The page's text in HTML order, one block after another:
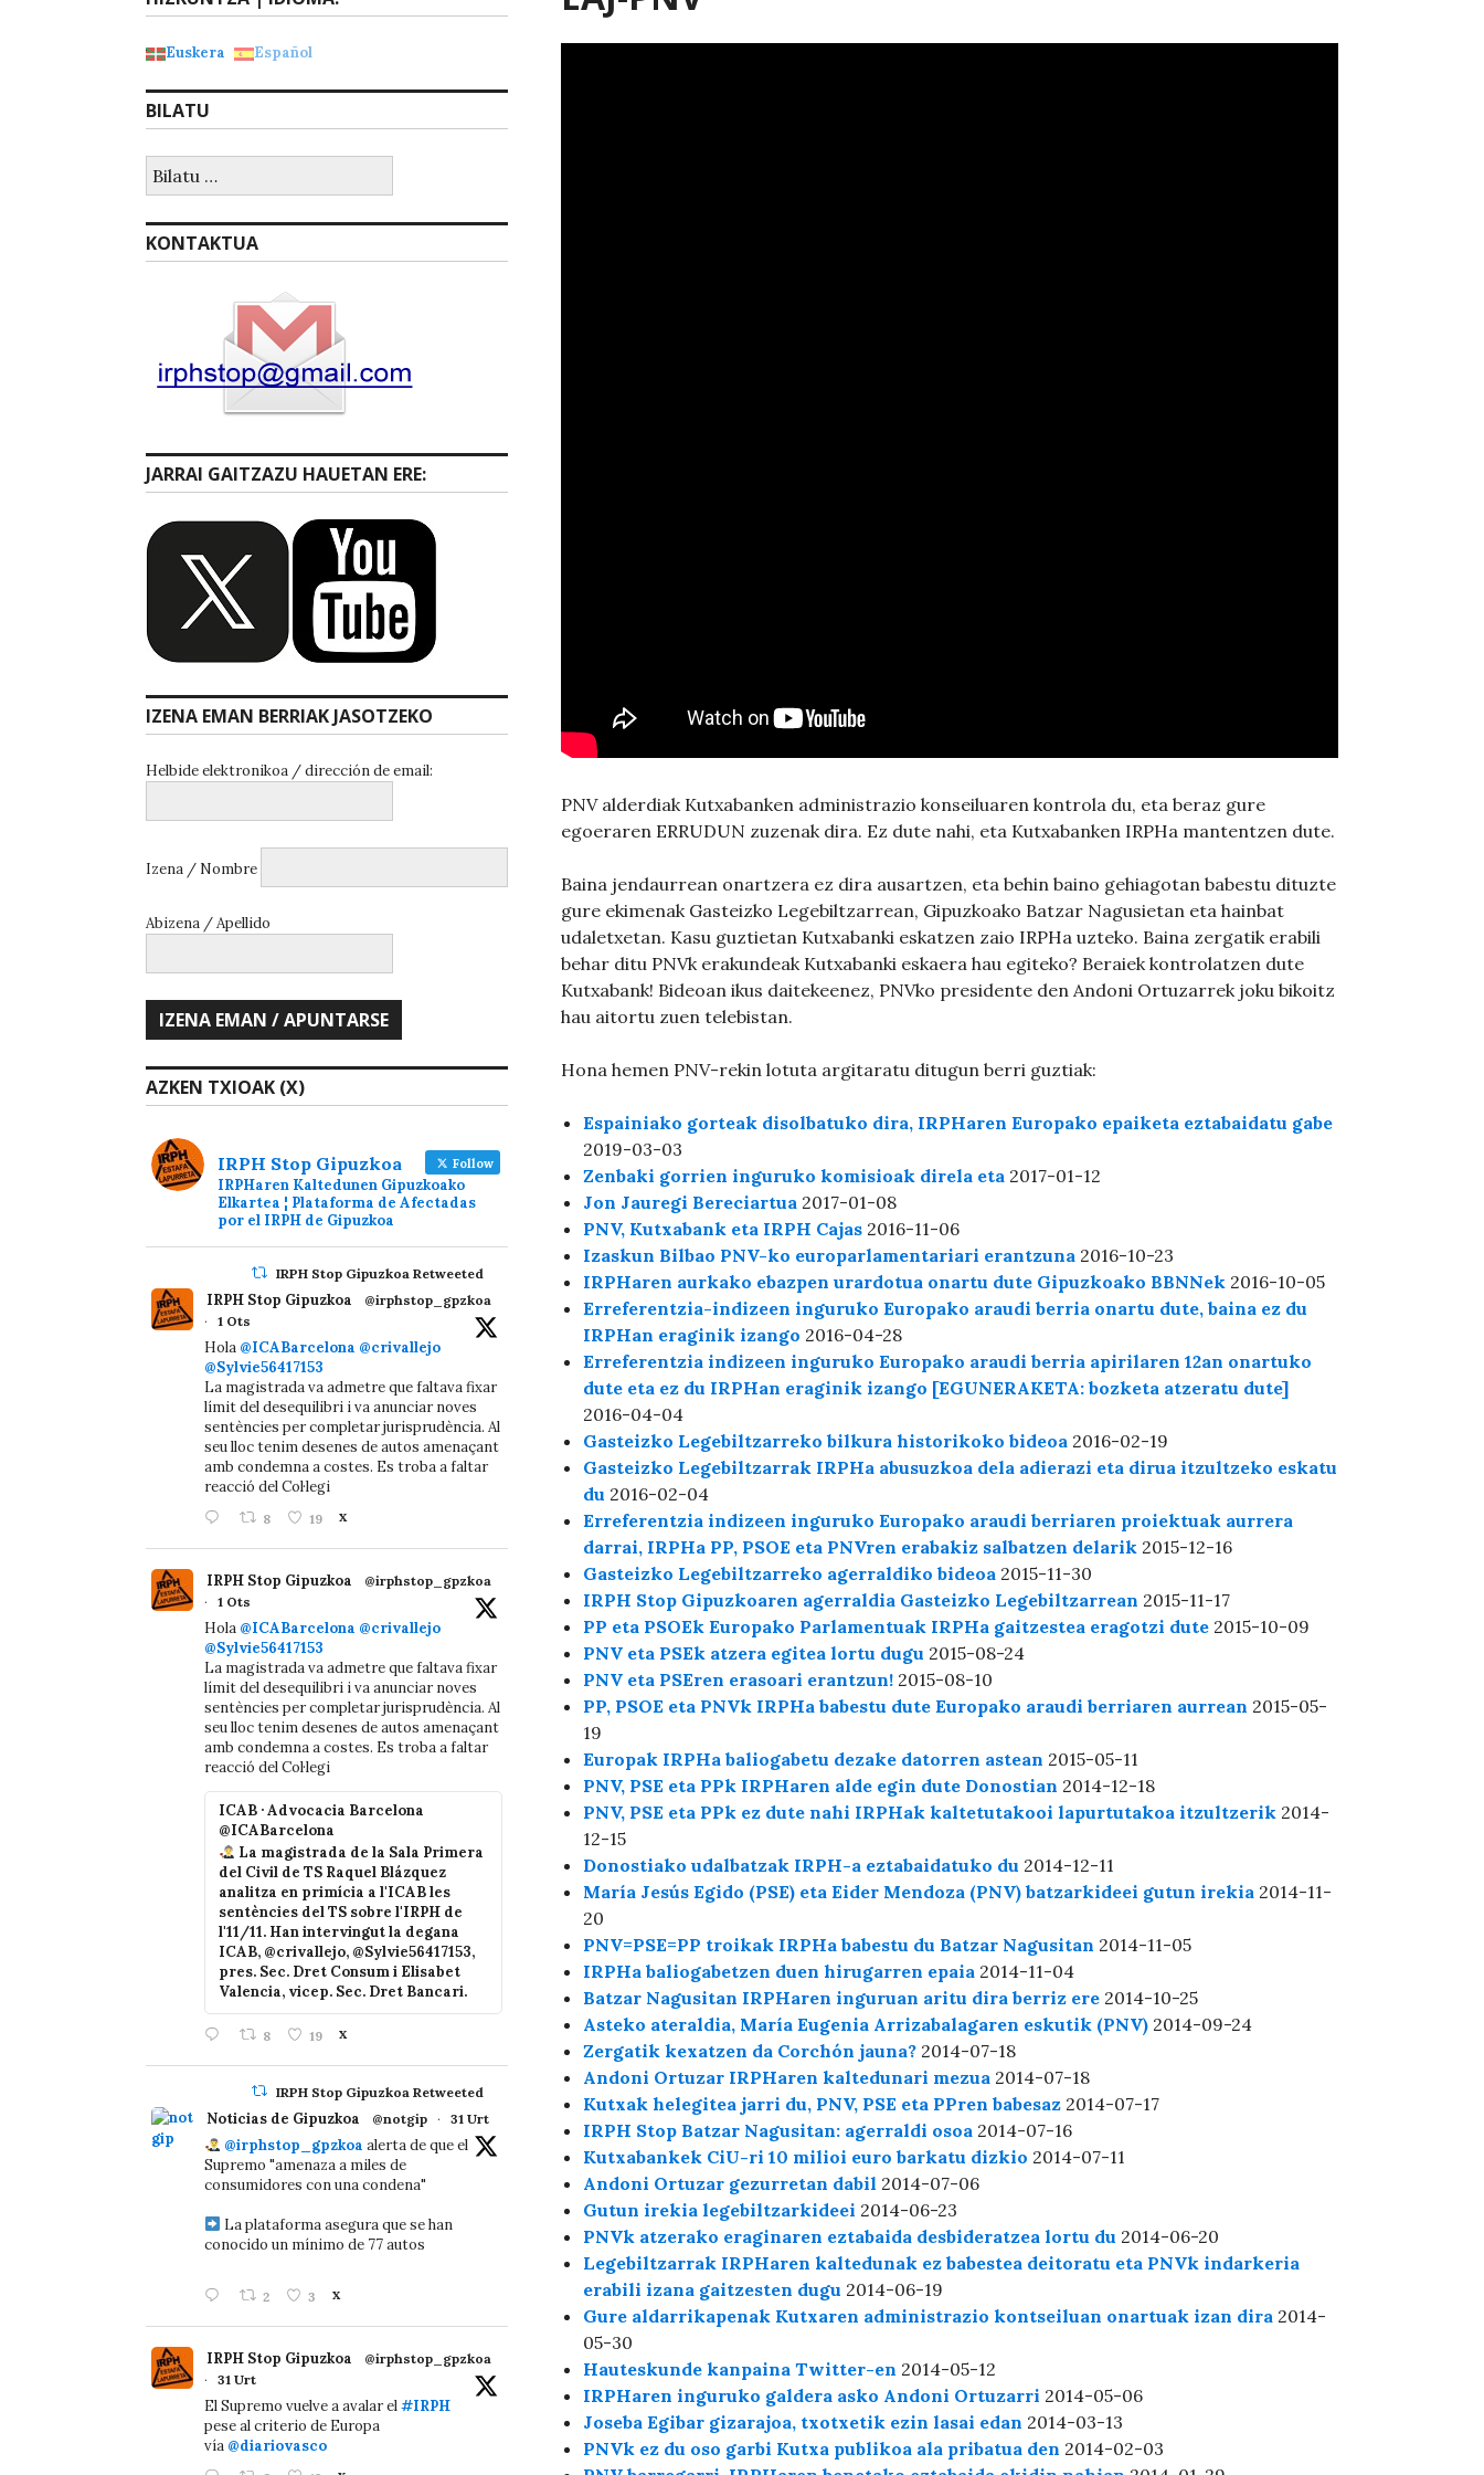
PNV alderdiak Kutxabanken administrazio konseiluaren kontrola du, eta beraz gure
egoeraren ERRUDUN zuzenak dira. Ez dute nahi, eta Kutxabanken IRPHa mantentzen dute.
Baina jendaurrean onartzera ez dira ausartzen, eta behin baino gehiagotan babestu dituzte
gure ekimenak Gasteizko Legebiltzarrean, Gipuzkoako Batzar Nagusietan eta hainbat
udaletxetan. Kasu guztietan Kutxabanki eskatzen zaio IRPHa uzteko. Baina zergatik erabili
behar ditu PNVk erakundeak Kutxabanki eskaera hau egiteko? Beraiek kontrolatzen dute
Kutxabank! Bideoan ikus daitekeenez, PNVko presidente den Andoni Ortuzarrek joku bikoitz
hau aitortu zuen telebistan.
Hona hemen PNV-rekin lotuta argitaratu ditugun berri guztiak:
Espainiako gorteak disolbatuko dira, IRPHaren Europako epaiketa eztabaidatu gabe
2019-03-03
Zenbaki gorrien inguruko komisioak direla eta 2017-01-12
Jon Jauregi Bereciartua 2017-01-08
PNV, Kutxabank eta IRPH Cajas 2016-11-06
Izaskun Bilbao PNV-ko europarlamentariari erantzuna 2016-10-23
IRPHaren aurkako ebazpen urardotua onartu dute Gipuzkoako BBNNek 2016-10-05
Erreferentzia-indizeen inguruko Europako araudi berria onartu dute, baina ez du
IRPHan eraginik izango 2016-04-28
Erreferentzia indizeen inguruko Europako araudi berria apirilaren 12an onartuko
dute eta ez du IRPHan eraginik izango [EGUNERAKETA: bozketa atzeratu dute]
2016-04-04
Gasteizko Legebiltzarreko bilkura historikoko bideoa 2016-02-19
Gasteizko Legebiltzarrak IRPHa abusuzkoa dela adierazi eta dirua itzultzeko eskatu
du 2016-02-04
Erreferentzia indizeen inguruko Europako araudi berriaren proiektuak aurrera
darrai, IRPHa PP, PSOE eta PNVren erabakiz salbatzen delarik 2015-12-16
Gasteizko Legebiltzarreko agerraldiko bideoa 2015-11-30
IRPH Stop Gipuzkoaren agerraldia Gasteizko Legebiltzarrean 2015-11-17
PP eta PSOEk Europako Parlamentuak IRPHa gaitzestea eragotzi dute 2015-10-09
PNV eta PSEk atzera egitea lortu dugu 2015-08-24
PNV eta PSEren erasoari erantzun! 2015-08-10
PP, PSOE eta PNVk IRPHa babestu dute Europako araudi berriaren aurrean 2015-05-
19
Europak IRPHa baliogabetu dezake datorren astean 2015-05-11
PNV, PSE eta PPk IRPHaren alde egin dute Donostian 2014-12-18
PNV, PSE eta PPk ez dute nahi IRPHak kaltetutakooi lapurtutakoa itzultzerik 2014-
12-15
Donostiako udalbatzak IRPH-a eztabaidatuko du 2014-12-11
María Jesús Egido (PSE) eta Eider Mendoza (PNV) batzarkideei gutun irekia 2014-11-
20
PNV=PSE=PP troikak IRPHa babestu du Batzar Nagusitan 2014-11-05
IRPHa baliogabetzen duen hirugarren epaia 2014-11-04
Batzar Nagusitan IRPHaren inguruan aritu dira berriz ere 2014-10-25
Asteko ateraldia, María Eugenia Arrizabalagaren eskutik (PNV) 2014-09-24
Zergatik kexatzen da Corchón jauna? 2014-07-18
Andoni Ortuzar IRPHaren kaltedunari mezua 2014-07-18
Kutxak helegitea jarri du, PNV, PSE eta PPren babesaz 2014-07-17
IRPH Stop Batzar Nagusitan: agerraldi osoa 2014-07-16
Kutxabankek CiU-ri 10 milioi euro barkatu dizkio 2014-07-11
Andoni Ortuzar gezurretan dabil 2014-07-06
Gutun irekia legebiltzarkideei 2014-06-23
PNVk atzerako eraginaren eztabaida desbideratzea lortu du 2014-06-20
Legebiltzarrak IRPHaren kaltedunak ez babestea deitoratu eta PNVk indarkeria
erabili izana gaitzesten dugu 2014-06-19
Gure aldarrikapenak Kutxaren administrazio kontseiluan onartuak izan dira 2014-
05-30
Hauteskunde kanpaina Twitter-en 2014-05-12
IRPHaren inguruko galdera asko Andoni Ortuzarri 2014-05-06
Joseba Egibar gizarajoa, txotxetik ezin lasai edan 2014-03-13
PNVk ez du oso garbi Kutxa publikoa ala pribatua den 2014-02-03
Euskera Español
BILATU
KONTAKTUA
JARRAI GAITZAZU HAUETAN ERE:
IZENA EMAN BERRIAK JASOTZEKO
Helbide elektronikoa / dirección de email:
Izena / Nombre
Abizena / Apellido
AZKEN TXIOAK (X)
IRPH Stop Gipuzkoa Follow
IRPHaren Kaltedunen Gipuzkoako
Elkartea ¦ Plataforma de Afectadas
por el IRPH de Gipuzkoa
IRPH Stop Gipuzkoa Retweeted
IRPH Stop Gipuzkoa
@irphstop_gpzkoa
·
1 Ots
Hola @ICABarcelona @crivallejo
@Sylvie56417153
La magistrada va admetre que faltava fixar
límit del desequilibri i va anunciar noves
sentències per completar jurisprudència. Al
seu lloc tenim desenes de autos amenaçant
amb condemna a costes. Es troba a faltar
reacció del Col·legi
8 19 X
IRPH Stop Gipuzkoa
@irphstop_gpzkoa
·
1 Ots
Hola @ICABarcelona @crivallejo
@Sylvie56417153
La magistrada va admetre que faltava fixar
límit del desequilibri i va anunciar noves
sentències per completar jurisprudència. Al
seu lloc tenim desenes de autos amenaçant
amb condemna a costes. Es troba a faltar
reacció del Col·legi
ICAB · Advocacia Barcelona
@ICABarcelona
La magistrada de la Sala Primera
del Civil de TS Raquel Blázquez
analitza en primícia a l'ICAB les
sentències del TS sobre l'IRPH de
l'11/11. Han intervingut la degana
ICAB, @crivallejo, @Sylvie56417153,
pres. Sec. Dret Consum i Elisabet
Valencia, vicep. Sec. Dret Bancari.
8 19 X
IRPH Stop Gipuzkoa Retweeted
Noticias de Gipuzkoa @notgip · 31 Urt
@irphstop_gpzkoa alerta de que el
Supremo "amenaza a miles de
consumidores con una condena"
La plataforma asegura que se han
conocido un mínimo de 77 autos
2 3 X
IRPH Stop Gipuzkoa
@irphstop_gpzkoa
·
31 Urt
El Supremo vuelve a avalar el#IRPH
pese al criterio de Europa
vía @diariovasco